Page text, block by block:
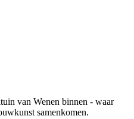
van Wenen binnen - waar
samenkomen.